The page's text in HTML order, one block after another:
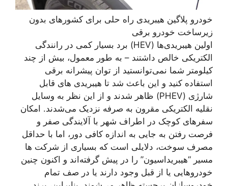
خودرو پلاگین هیبریدی راه حلی برای کشورهای بدون
زیرساخت خودرو برقی
اولین هیبریدی‌ها (HEV) برد بسیار کمی در رانندگی
الکتریکی خالص داشتند – به طور معمول، بیش از چند
کیلومتر شما نمی‌توانستید از توان پیشرانه برقی
استفاده کنید و این باعث شد تا هیبریدی های قابل
شارژی (PHEV) ظاهر شدند و از این نظر به وسایل
نقلیه الکتریکی مقرون به صرفه نزدیک می‌شدند. امکان
سفرهای کوچک در اطراف شهر با آلایندگی صفر و
فرصت رفتن به جایی به اندازه کافی دور، اما با حداقل
مصرف سوخت، دلایلی است که بسیاری از شرکت ها
مسیر “هیبریداسیون” را در پیش گرفته‌اند و اکنون چنین
خودروهایی یا از قبل وجود دارند یا در صف تمام